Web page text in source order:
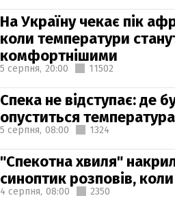
На Україну чекає пік
коли температури
комфортнішими
5 серпня, 20:00 11502
Спека не відступає: де
опуститься
5 серпня, 08:00 1324
"Спекотна хвиля"
синоптик розповів,
4 серпня, 08:00 2350